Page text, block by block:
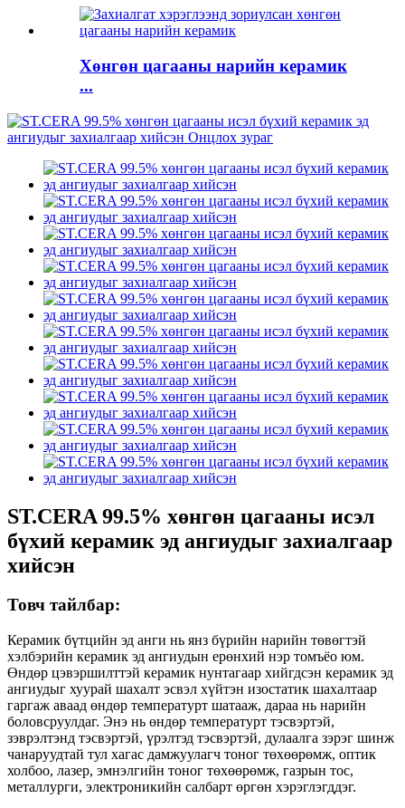
Хөнгөн цагааны нарийн керамик
...
ST.CERA 99.5% хөнгөн цагааны исэл
бүхий керамик эд ангиудыг захиалгаар
хийсэн
Товч тайлбар:
Керамик бүтцийн эд анги нь янз бүрийн нарийн төвөгтэй
хэлбэрийн керамик эд ангиудын ерөнхий нэр томъёо юм.
Өндөр цэвэршилттэй керамик нунтагаар хийгдсэн керамик эд
ангиудыг хуурай шахалт эсвэл хүйтэн изостатик шахалтаар
гаргаж аваад өндөр температурт шатааж, дараа нь нарийн
боловсруулдаг. Энэ нь өндөр температурт тэсвэртэй,
зэврэлтэнд тэсвэртэй, үрэлтэд тэсвэртэй, дулаалга зэрэг шинж
чанаруудтай тул хагас дамжуулагч тоног төхөөрөмж, оптик
холбоо, лазер, эмнэлгийн тоног төхөөрөмж, газрын тос,
металлурги, электроникийн салбарт өргөн хэрэглэгддэг.